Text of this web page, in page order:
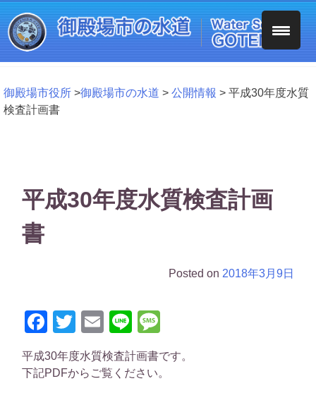
Skip
to
content
御殿場市役所 >御殿場市の水道 > 公開情報 > 平成30年度水質
検査計画書
平成30年度水質検査計画
書
Posted on 2018年3月9日
Facebook
Twitter
Email
Line
平成30年度水質検査計画書です。
下記PDFからご覧ください。